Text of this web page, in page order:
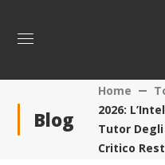
Blog
Home
2026:
Tutor
Critico